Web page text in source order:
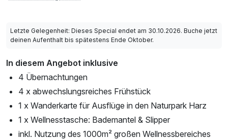
Letzte Gelegenheit: Dieses Special endet am 30.10.2026. Buche jetzt
deinen Aufenthalt bis spätestens Ende Oktober.
In diesem Angebot inklusive
4 Übernachtungen
4 x abwechslungsreiches Frühstück
1 x Wanderkarte für Ausflüge in den Naturpark Harz
1 x Wellnesstasche: Bademantel & Slipper
inkl. Nutzung des 1000m² großen Wellnessbereiches